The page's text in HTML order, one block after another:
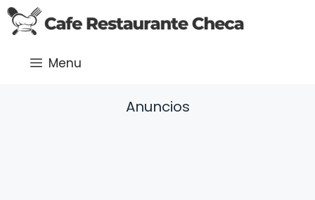
Saltar
al
Menu
Anuncios